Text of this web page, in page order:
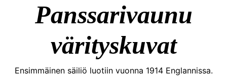
Panssarivaunu
värityskuvat
Ensimmäinen säiliö luotiin vuonna 1914 Englannissa.